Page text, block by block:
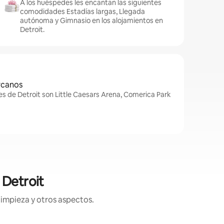
A los huéspedes les encantan las siguientes
comodidades Estadías largas, Llegada
autónoma y Gimnasio en los alojamientos en
Detroit.
de Detroit son Little Caesars Arena, Comerica Park
Detroit
y otros aspectos.